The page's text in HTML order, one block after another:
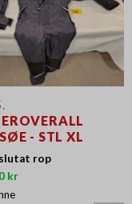
- STL XL
rop
kr